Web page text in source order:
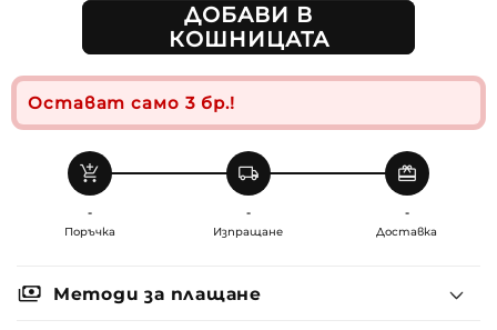
ДОБАВИ В
КОШНИЦАТА
Остават само 3 бр.!
add_shopping_cart
-
Поръчка
local_shipping
-
Изпращане
redeem
-
Доставка
payments Методи за плащане